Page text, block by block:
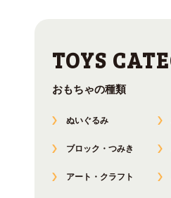
おもちゃの種類
ぬいぐるみ
ブロック・つみき
アート・クラフト